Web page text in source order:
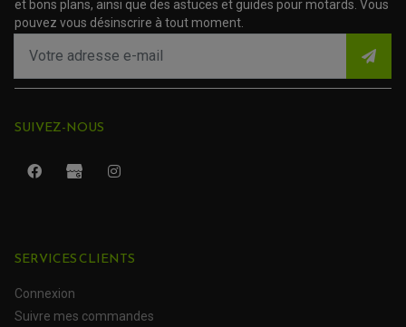
KIT ROULEMENT D'AMORTISSEUR
KIT ROULEMENT DE BRAS OSCILLANT
KIT RÉPARATION ENTRETOISE D'AMORTISSEUR
ROULEMENT DE COLONNE DE DIRECTION
PLASTIQUES MOTO CROSS ET ENDURO
PLASTIQUES GASGAS
PLASTIQUES HONDA
et bons plans, ainsi que des astuces et guides pour motards. Vous
pouvez vous désinscrire à tout moment.
SUIVEZ-NOUS
SERVICES CLIENTS
Connexion
Suivre mes commandes